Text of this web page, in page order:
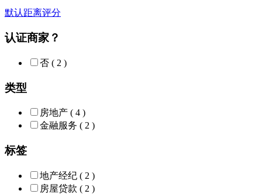
默认距离评分
认证商家？
否 ( 2 )
类型
房地产 ( 4 )
金融服务 ( 2 )
标签
地产经纪 ( 2 )
房屋贷款 ( 2 )